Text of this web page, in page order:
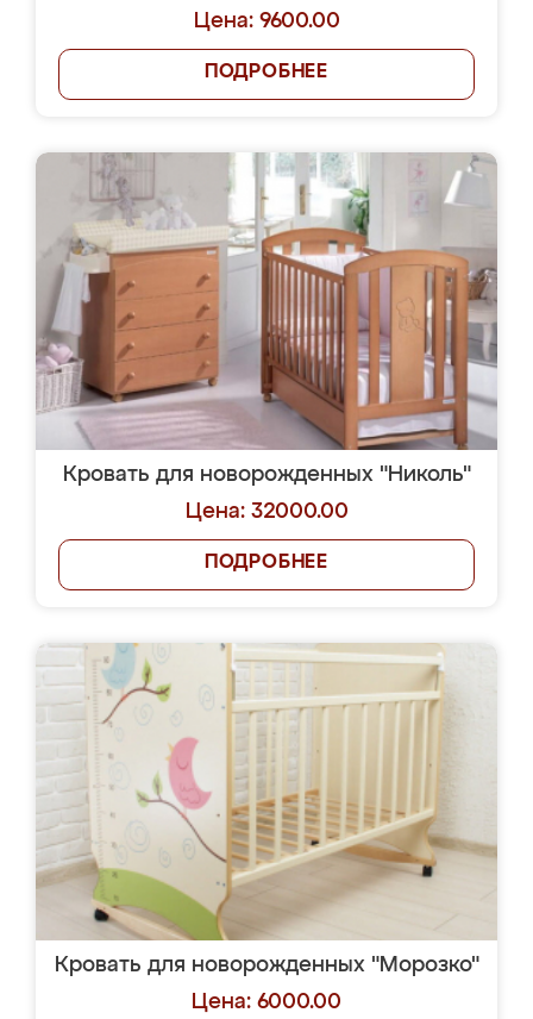
Цена: 9600.00
ПОДРОБНЕЕ
Кровать для новорожденных "Николь"
Цена: 32000.00
ПОДРОБНЕЕ
Кровать для новорожденных "Морозко"
Цена: 6000.00